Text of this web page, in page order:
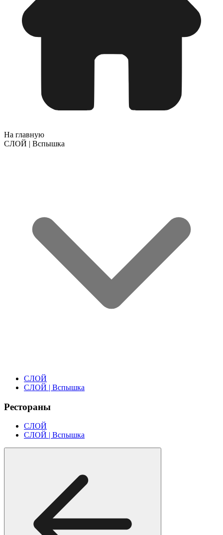
На главную
СЛОЙ | Вспышка
СЛОЙ
СЛОЙ | Вспышка
Рестораны
СЛОЙ
СЛОЙ | Вспышка